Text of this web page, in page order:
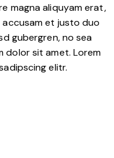
magna aliquyam erat,
et justo duo
gubergren, no sea
dolor sit amet. Lorem
elitr.